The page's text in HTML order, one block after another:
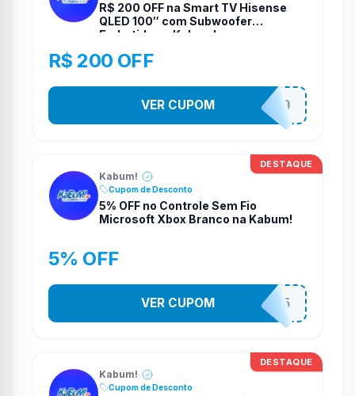
R$ 200 OFF na Smart TV Hisense
QLED 100″ com Subwoofer
Embutido na Kabum!
R$ 200 OFF
TELAO200
VER CUPOM
DESTAQUE
Kabum!
Cupom de Desconto
5% OFF no Controle Sem Fio
Microsoft Xbox Branco na Kabum!
5% OFF
CONTRL5
VER CUPOM
DESTAQUE
Kabum!
Cupom de Desconto